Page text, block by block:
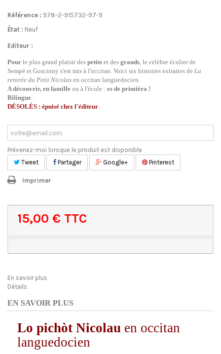
Référence : 978-2-915732-97-9
État : Neuf
Editeur :
Pour le plus grand plaisir des petits et des grands, le célèbre écolier de
Sempé et Goscinny s'est mis à l'occitan. Voici six histoires extraites de La
rentrée du Petit Nicolas en occitan languedocien.
A découvrir, en famille ou à l'école : es de primièra !
Bilingue.
DÉSOLÉS : épuisé chez l'éditeur.
Prévenez-moi lorsque le produit est disponible
Tweet
Partager Google+ Pinterest
Imprimer
15,00 € TTC
En savoir plus
Détails
EN SAVOIR PLUS
Lo pichòt Nicolau en occitan
languedocien